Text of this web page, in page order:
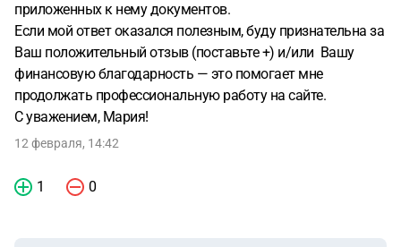
приложенных к нему документов.
Если мой ответ оказался полезным, буду признательна за
Ваш положительный отзыв (поставьте +) и/или Вашу
финансовую благодарность — это помогает мне
продолжать профессиональную работу на сайте.
С уважением, Мария!
12 февраля, 14:42
1 0